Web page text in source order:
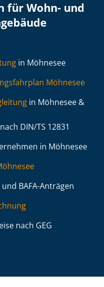
für Wohn- und
in Möhnesee
Möhnesee
in Möhnesee &
nach DIN/TS 12831
in Möhnesee
BAFA-Anträgen
nach GEG